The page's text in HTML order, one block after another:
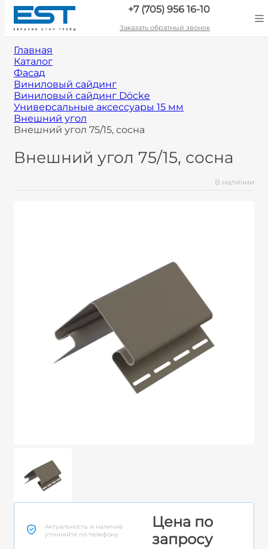
+7 (705) 956 16-10
Заказать обратный звонок
Главная
Каталог
Фасад
Виниловый сайдинг
Виниловый сайдинг Döcke
Универсальные аксессуары 15 мм
Внешний угол
Внешний угол 75/15, сосна
Внешний угол 75/15, сосна
В наличии
Актуальность и наличие
уточняйте по телефону
Цена по
запросу